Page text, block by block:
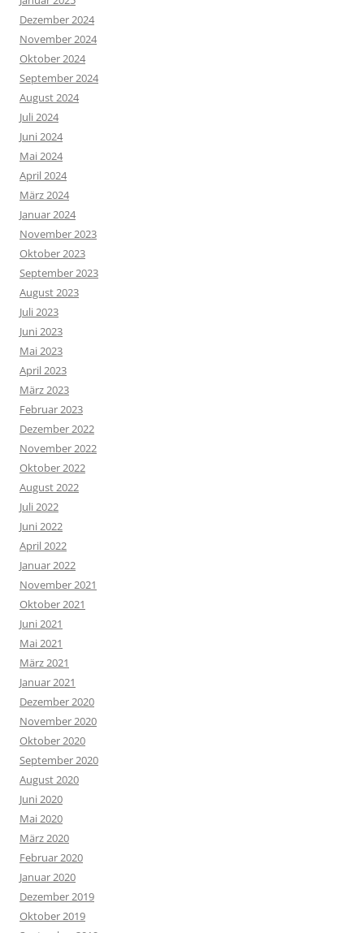
Dezember 2024
November 2024
Oktober 2024
September 2024
August 2024
Juli 2024
Juni 2024
Mai 2024
April 2024
März 2024
Januar 2024
November 2023
Oktober 2023
September 2023
August 2023
Juli 2023
Juni 2023
Mai 2023
April 2023
März 2023
Februar 2023
Dezember 2022
November 2022
Oktober 2022
August 2022
Juli 2022
Juni 2022
April 2022
Januar 2022
November 2021
Oktober 2021
Juni 2021
Mai 2021
März 2021
Januar 2021
Dezember 2020
November 2020
Oktober 2020
September 2020
August 2020
Juni 2020
Mai 2020
März 2020
Februar 2020
Januar 2020
Dezember 2019
Oktober 2019